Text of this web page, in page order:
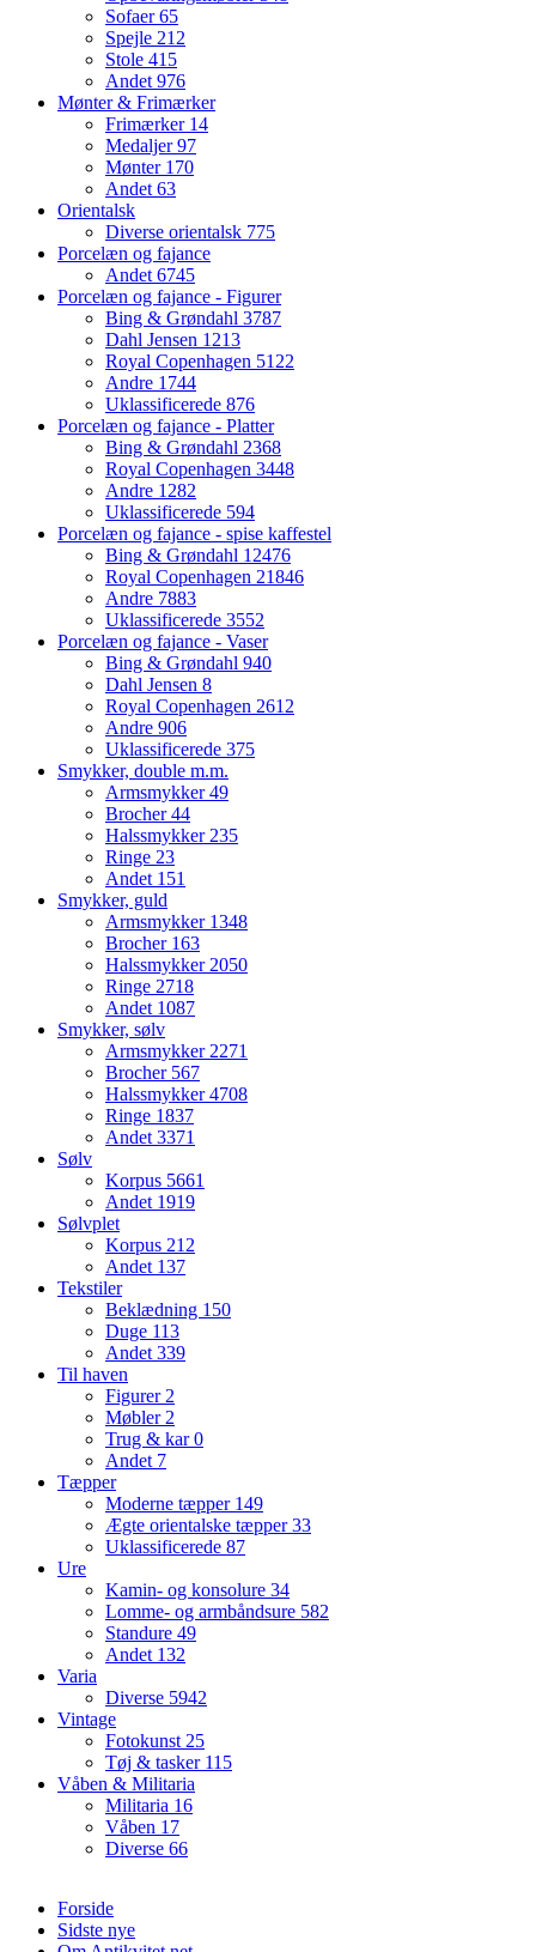
Sofaer65
Spejle 212
Stole 415
Andet 976
Mønter & Frimærker
Frimærker 14
Medaljer97
Mønter 170
Andet 63
Orientalsk
Diverse orientalsk 775
Porcelæn og fajance
Andet 6745
Porcelæn og fajance - Figurer
Bing & Grøndahl 3787
Dahl Jensen 1213
Royal Copenhagen 5122
Andre 1744
Uklassificerede 876
Porcelæn og fajance - Platter
Bing & Grøndahl 2368
Royal Copenhagen 3448
Andre 1282
Uklassificerede 594
Porcelæn og fajance - spise kaffestel
Bing & Grøndahl 12476
Royal Copenhagen 21846
Andre 7883
Uklassificerede 3552
Porcelæn og fajance - Vaser
Bing & Grøndahl 940
Dahl Jensen 8
Royal Copenhagen 2612
Andre 906
Uklassificerede 375
Smykker, double m.m.
Armsmykker49
Brocher44
Halssmykker 235
Ringe 23
Andet 151
Smykker, guld
Armsmykker 1348
Brocher 163
Halssmykker 2050
Ringe 2718
Andet 1087
Smykker, sølv
Armsmykker 2271
Brocher 567
Halssmykker4708
Ringe 1837
Andet 3371
Sølv
Korpus 5661
Andet 1919
Sølvplet
Korpus 212
Andet 137
Tekstiler
Beklædning 150
Duge 113
Andet 339
Til haven
Figurer 2
Møbler 2
Trug & kar0
Andet 7
Tæpper
Moderne tæpper 149
Ægte orientalske tæpper33
Uklassificerede 87
Ure
Kamin- og konsolure 34
Lomme- og armbåndsure 582
Standure 49
Andet 132
Varia
Diverse 5942
Vintage
Fotokunst 25
Tøj & tasker 115
Våben & Militaria
Militaria 16
Våben 17
Diverse 66
Forside
Sidste nye